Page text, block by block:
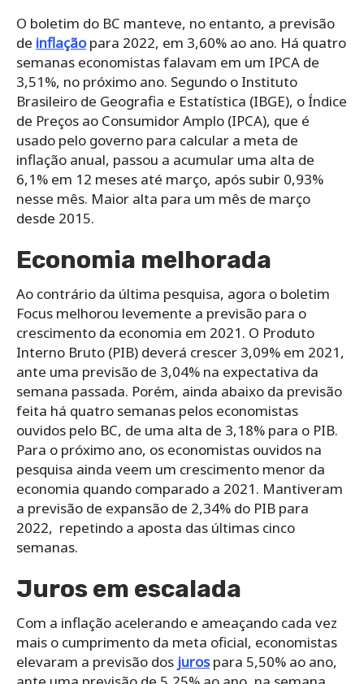
O boletim do BC manteve, no entanto, a previsão
de inflaçãopara 2022, em 3,60% ao ano. Há quatro
semanas economistas falavam em um IPCA de
3,51%, no próximo ano. Segundo o Instituto
Brasileiro de Geografia e Estatística (IBGE), o Índice
de Preços ao Consumidor Amplo (IPCA), que é
usado pelo governo para calcular a meta de
inflação anual, passou a acumular uma alta de
6,1% em 12 meses até março, após subir 0,93%
nesse mês. Maior alta para um mês de março
desde 2015.
Economia melhorada
Ao contrário da última pesquisa, agora o boletim
Focus melhorou levemente a previsão para o
crescimento da economia em 2021. O Produto
Interno Bruto (PIB) deverá crescer 3,09% em 2021,
ante uma previsão de 3,04% na expectativa da
semana passada. Porém, ainda abaixo da previsão
feita há quatro semanas pelos economistas
ouvidos pelo BC, de uma alta de 3,18% para o PIB.
Para o próximo ano, os economistas ouvidos na
pesquisa ainda veem um crescimento menor da
economia quando comparado a 2021. Mantiveram
a previsão de expansão de 2,34% do PIB para
2022, repetindo a aposta das últimas cinco
semanas.
Juros em escalada
Com a inflação acelerando e ameaçando cada vez
mais o cumprimento da meta oficial, economistas
elevaram a previsão dos jurospara 5,50% ao ano,